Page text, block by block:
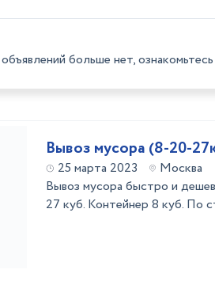
больше нет,
Вывоз мусора (8-20-
25 марта 2023
Москва
Вывоз мусора быстро и
27 куб. Контейнер 8 куб. По